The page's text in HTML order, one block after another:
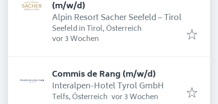
(m/w/d)
Alpin Resort Sacher Seefeld – Tirol
Seefeld in Tirol, Österreich
Erschienen:
vor 3 Wochen
Commis de Rang (m/w/d)
Interalpen-Hotel Tyrol GmbH
Telfs, Österreich Erschienen:
vor 3 Wochen